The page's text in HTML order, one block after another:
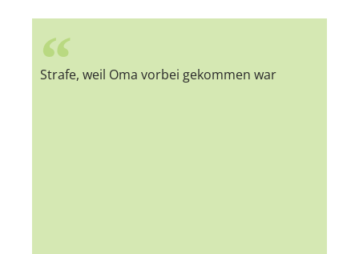
Strafe, weil Oma vorbei gekommen war